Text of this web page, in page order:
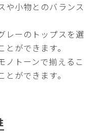
や小物とのバランス
レーのトップスを選
ができます。
ノトーンで揃えるこ
ができます。